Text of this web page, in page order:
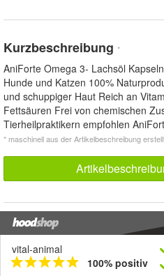
Kurzbeschreibung *
AniForte Omega 3- Lachsöl
Hunde und Katzen 100%
und schuppiger Haut Reich an
Fettsäuren Frei von chemischen
Tierheilpraktikern empfohlen
* maschinell aus der Artikelbeschreibung
vital-animal
100% positiv